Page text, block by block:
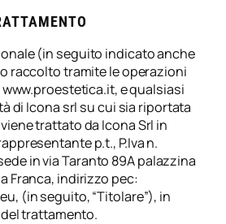
(in seguito indicato anche
raccolto tramite le operazioni
e qualsiasi
di Icona srl su cui sia riportata
trattato da Icona Srl in
p.t., P.Iva n.
in via Taranto 89A palazzina
Franca, indirizzo pec:
, (in seguito, “Titolare”), in
trattamento.